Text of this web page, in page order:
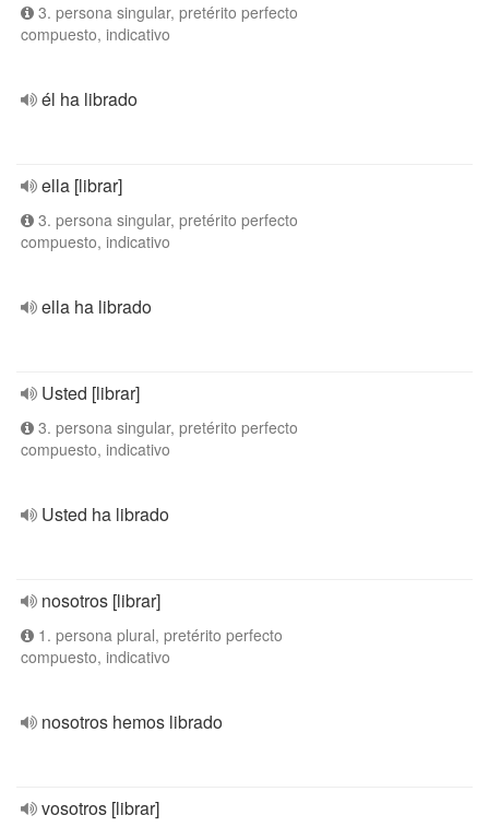
3. persona singular, pretérito perfecto
compuesto, indicativo
él ha librado
ella [librar]
3. persona singular, pretérito perfecto
compuesto, indicativo
ella ha librado
Usted [librar]
3. persona singular, pretérito perfecto
compuesto, indicativo
Usted ha librado
nosotros [librar]
1. persona plural, pretérito perfecto
compuesto, indicativo
nosotros hemos librado
vosotros [librar]